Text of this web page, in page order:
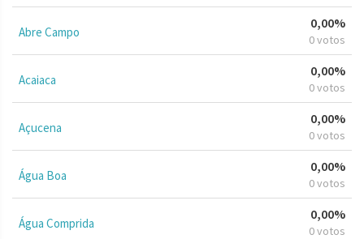
Abre Campo
0,00%
0 votos
Acaiaca
0,00%
0 votos
Açucena
0,00%
0 votos
Água Boa
0,00%
0 votos
Água Comprida
0,00%
0 votos